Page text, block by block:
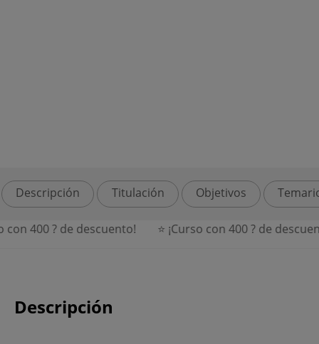
Descripción Titulación Objetivos
400 ? de descuento! ⭐ ¡Curso con 400 ? de
Descripción